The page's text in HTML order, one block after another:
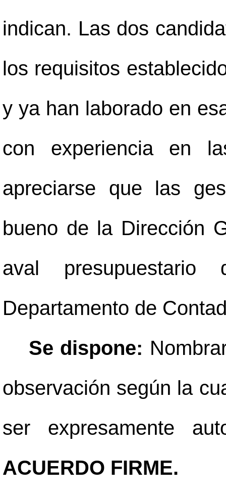
indican. Las dos
los requisitos
y ya han laborado en
con experiencia en
apreciarse que las
bueno de la Dirección
aval
Departamento de
Se dispone:
observación según la
ser expresamente
ACUERDO FIRME.